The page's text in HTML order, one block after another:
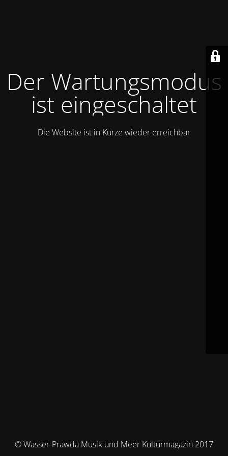
Der Wartungsmodus
ist eingeschaltet
Die Website ist in Kürze wieder erreichbar
© Wasser-Prawda Musik und Meer Kulturmagazin 2017